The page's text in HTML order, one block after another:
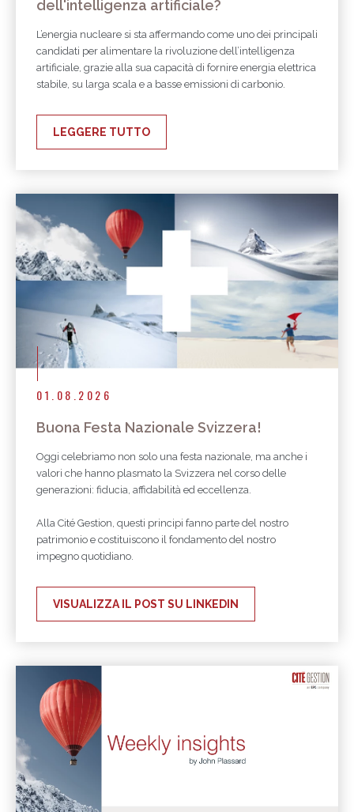
dell'intelligenza artificiale?
L’energia nucleare si sta affermando come uno dei principali
candidati per alimentare la rivoluzione dell’intelligenza
artificiale, grazie alla sua capacità di fornire energia elettrica
stabile, su larga scala e a basse emissioni di carbonio.
LEGGERE TUTTO
01.08.2026
Buona Festa Nazionale Svizzera!
Oggi celebriamo non solo una festa nazionale, ma anche i
valori che hanno plasmato la Svizzera nel corso delle
generazioni: fiducia, affidabilità ed eccellenza.
Alla Cité Gestion, questi principi fanno parte del nostro
patrimonio e costituiscono il fondamento del nostro
impegno quotidiano.
VISUALIZZA IL POST SU LINKEDIN